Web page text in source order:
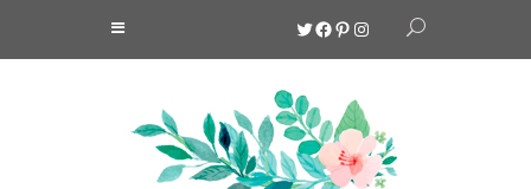
Twitter
Facebook
Pinterest
Instagram